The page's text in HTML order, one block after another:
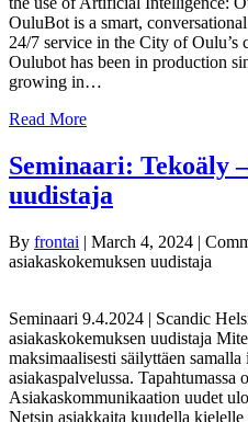
OuluBot is a smart,
24/7 service in the City of Oulu’s
Oulubot has been in production
growing in…
Read More
Seminaari: Tekoäly
uudistaja
By frontai | March 4, 2024 |
asiakaskokemuksen uudistaja
Seminaari 9.4.2024 | Scandic
asiakaskokemuksen uudistaja
maksimaalisesti säilyttäen
asiakaspalvelussa. Tapahtumassa
Asiakaskommunikaation uudet
Netsin asiakkaita kuudella